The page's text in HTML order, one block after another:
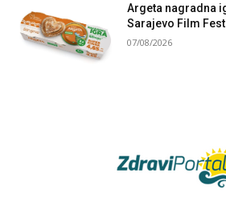
Argeta nagradna
Sarajevo Film
07/08/2026